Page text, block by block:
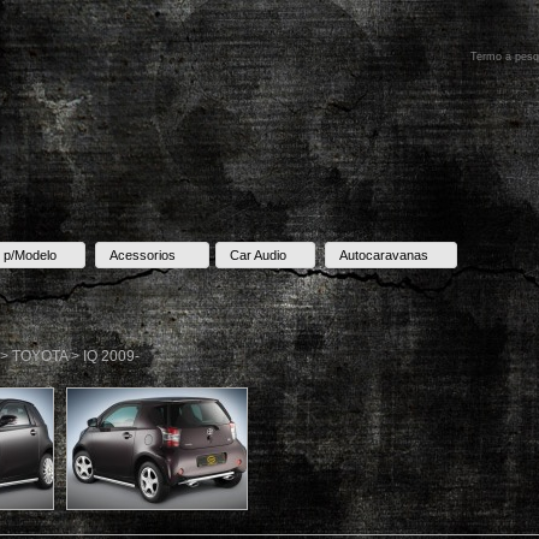
Modelo Acessorios Car Audio Autocaravanas
TOYOTA > IQ 2009-